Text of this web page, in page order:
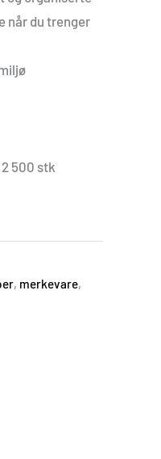
når du trenger
500 stk
, merkevare,